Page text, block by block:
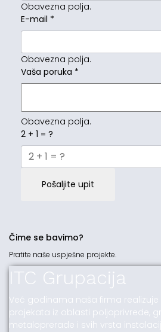
Obavezna polja.
E-mail *
Obavezna polja.
Vaša poruka *
Obavezna polja.
2 + 1 = ?
Pošaljite upit
Čime se bavimo?
Pratite naše uspješne projekte.
ITC Grupacija
Već godinama naša firma realizuje
projekata iz oblasti poljoprivrede,
metaloprerade i svih vrsta